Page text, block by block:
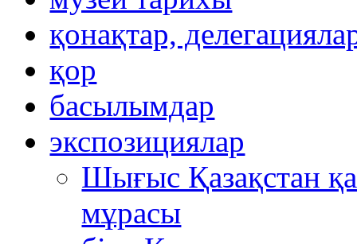
қонақтар,
қор
басылымдар
экспозициялар
Шығыс Қазақстан
мұрасы